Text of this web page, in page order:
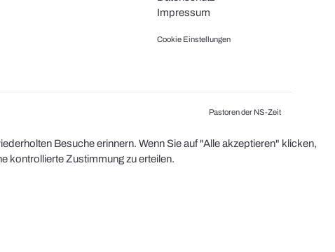
Impressum
Cookie Einstellungen
Pastoren der NS-Zeit
Besuche erinnern. Wenn Sie auf "Alle akzeptieren" klicken,
kontrollierte Zustimmung zu erteilen.